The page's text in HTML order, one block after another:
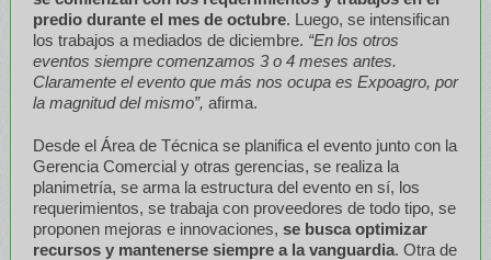
predio durante el mes de octubre. Luego, se intensifican
los trabajos a mediados de diciembre. “En los otros
eventos siempre comenzamos 3 o 4 meses antes.
Claramente el evento que más nos ocupa es Expoagro, por
la magnitud del mismo”, afirma.
Desde el Área de Técnica se planifica el evento junto con la
Gerencia Comercial y otras gerencias, se realiza la
planimetría, se arma la estructura del evento en sí, los
requerimientos, se trabaja con proveedores de todo tipo, se
proponen mejoras e innovaciones, se busca optimizar
recursos y mantenerse siempre a la vanguardia. Otra de